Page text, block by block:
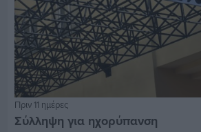
Πριν 11 ημέρες
Σύλληψη για ηχορύπανση